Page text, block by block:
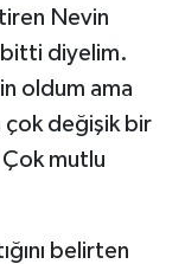
Nevin
bitti diyelim.
oldum ama
çok değişik bir
Çok mutlu
belirten